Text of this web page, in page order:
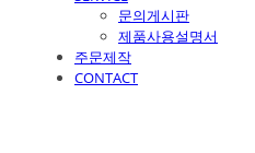
문의게시판
제품사용설명서
주문제작
CONTACT